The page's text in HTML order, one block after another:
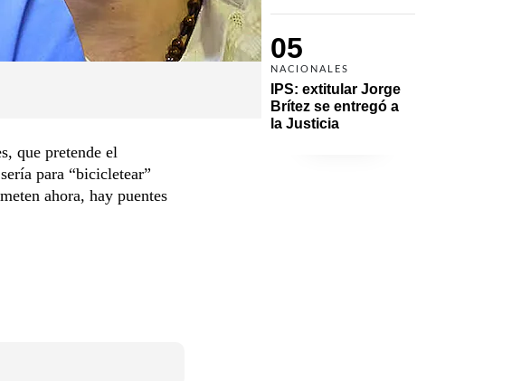
05
NACIONALES
IPS: extitular Jorge
Brítez se entregó a
la Justicia
que pretende el
para “bicicletear”
ahora, hay puentes